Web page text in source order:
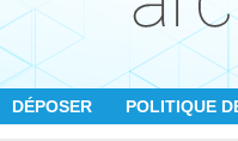
DÉPOSER POLITIQUE